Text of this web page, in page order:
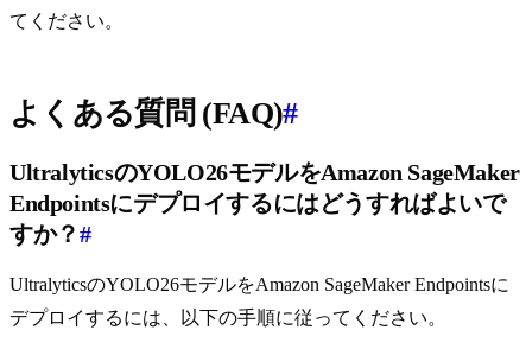
てください。
よくある質問 (FAQ)#
UltralyticsのYOLO26モデルをAmazon SageMaker
Endpointsにデプロイするにはどうすればよいで
すか？#
UltralyticsのYOLO26モデルをAmazon SageMaker Endpointsに
デプロイするには、以下の手順に従ってください。